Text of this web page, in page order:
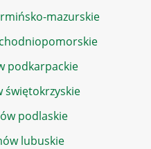
mazurskie
podkarpackie
świętokrzyskie
podlaskie
lubuskie